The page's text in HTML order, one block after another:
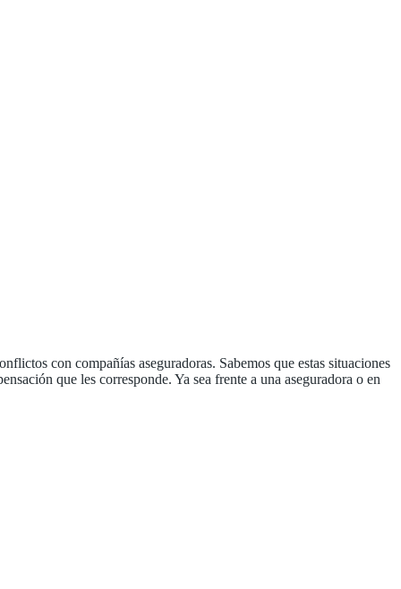
con compañías aseguradoras. Sabemos que estas situaciones
que les corresponde. Ya sea frente a una aseguradora o en